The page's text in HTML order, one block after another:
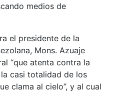
medios de
el presidente de la
Mons. Azuaje
“que atenta contra la
casi totalidad de los
clama al cielo”, y al cual